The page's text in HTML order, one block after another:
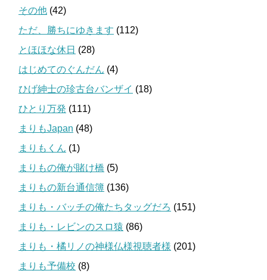
その他 (42)
ただ、勝ちにゆきます (112)
とほほな休日 (28)
はじめてのぐんだん (4)
ひげ紳士の珍古台バンザイ (18)
ひとり万発 (111)
まりもJapan (48)
まりもくん (1)
まりもの俺が賭け橋 (5)
まりもの新台通信簿 (136)
まりも・バッチの俺たちタッグだろ (151)
まりも・レビンのスロ猿 (86)
まりも・橘リノの神様仏様視聴者様 (201)
まりも予備校 (8)